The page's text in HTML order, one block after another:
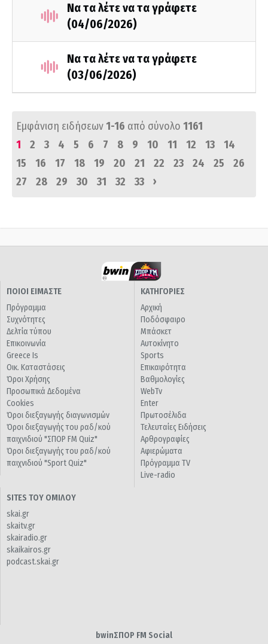
Να τα λέτε να τα γράφετε
(04/06/2026)
Να τα λέτε να τα γράφετε
(03/06/2026)
Εμφάνιση ειδήσεων1-16 από σύνολο 1161
1
2 3 4 5 6 7 8 9 10 11 12 13
14
15
16 17 18 19 20 21 22 23 24 25
26
27
28 29 30 31 32 33 ›
ΠΟΙΟΙ ΕΙΜΑΣΤΕ
Πρόγραμμα
Συχνότητες
Δελτία τύπου
Επικοινωνία
Greece Is
Οικ. Καταστάσεις
Όροι Χρήσης
Προσωπικά Δεδομένα
Cookies
Όροι διεξαγωγής διαγωνισμών
Όροι διεξαγωγής του ραδ/κού
παιχνιδιού "ΣΠΟΡ FM Quiz"
Όροι διεξαγωγής του ραδ/κού
παιχνιδιού "Sport Quiz"
ΚΑΤΗΓΟΡΙΕΣ
Αρχική
Ποδόσφαιρο
Μπάσκετ
Αυτοκίνητο
Sports
Επικαιρότητα
Βαθμολογίες
WebTv
Enter
Πρωτοσέλιδα
Τελευταίες Ειδήσεις
Αρθρογραφίες
Αφιερώματα
Πρόγραμμα TV
Live-radio
SITES ΤΟΥ ΟΜΙΛΟΥ
skai.gr
skaitv.gr
skairadio.gr
skaikairos.gr
podcast.skai.gr
bwinΣΠΟΡ FM Social